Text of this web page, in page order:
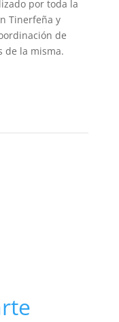
por toda la
Tinerfeña y
de
de la misma.